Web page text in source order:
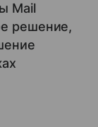
Mail
решение,